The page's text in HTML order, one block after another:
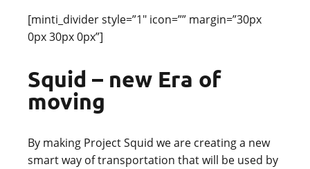
[minti_divider style=”1″ icon=”” margin=”30px
0px 30px 0px”]
Squid – new Era of
moving
By making Project Squid we are creating a new
smart way of transportation that will be used by